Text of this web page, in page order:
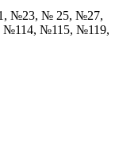
№23, № 25, №27,
№115, №119,